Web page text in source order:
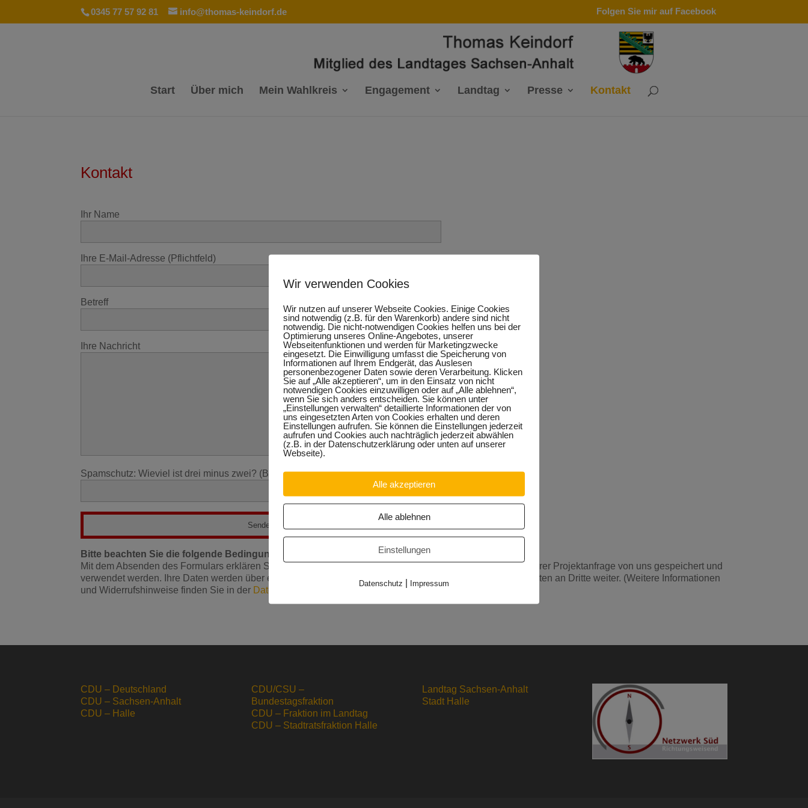
0345 77 57 92 81 info@thomas-keindorf.de Folgen Sie mir auf Facebook
Start Über mich Mein Wahlkreis Engagement Landtag Presse Kontakt
Kontakt
Ihr Name
Ihre E-Mail-Adresse (Pflichtfeld)
Betreff
Ihre Nachricht
Spamschutz: Wieviel ist drei minus zwei? (Bitte Zahl eingeben)
Bitte beachten Sie die folgende Bedingung vor dem Absenden des Formulares:
Mit dem Absenden des Formulars erklären Sie sich damit einverstanden, dass Ihre Daten zur Bearbeitung Ihrer Projektanfrage von uns gespeichert und
verwendet werden. Ihre Daten werden über eine verschlüsselte Verbindung übertragen. Wir geben keine Daten an Dritte weiter. (Weitere Informationen
und Widerrufshinweise finden Sie in der Datenschutzerklärung
CDU – Deutschland
CDU – Sachsen-Anhalt
CDU – Halle
CDU/CSU –
Bundestagsfraktion
CDU – Fraktion im Landtag
CDU – Stadtratsfraktion Halle
Landtag Sachsen-Anhalt
Stadt Halle
Wir verwenden Cookies
Wir nutzen auf unserer Webseite Cookies. Einige Cookies
sind notwendig (z.B. für den Warenkorb) andere sind nicht
notwendig. Die nicht-notwendigen Cookies helfen uns bei der
Optimierung unseres Online-Angebotes, unserer
Webseitenfunktionen und werden für Marketingzwecke
eingesetzt. Die Einwilligung umfasst die Speicherung von
Informationen auf Ihrem Endgerät, das Auslesen
personenbezogener Daten sowie deren Verarbeitung. Klicken
Sie auf „Alle akzeptieren“, um in den Einsatz von nicht
notwendigen Cookies einzuwilligen oder auf „Alle ablehnen“,
wenn Sie sich anders entscheiden. Sie können unter
„Einstellungen verwalten“ detaillierte Informationen der von
uns eingesetzten Arten von Cookies erhalten und deren
Einstellungen aufrufen. Sie können die Einstellungen jederzeit
aufrufen und Cookies auch nachträglich jederzeit abwählen
(z.B. in der Datenschutzerklärung oder unten auf unserer
Webseite).
Alle akzeptieren
Alle ablehnen
Einstellungen
Datenschutz Impressum